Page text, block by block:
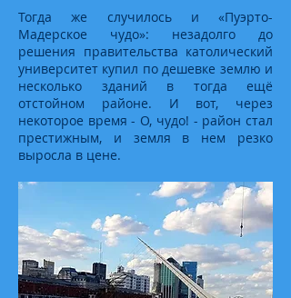
Тогда же случилось и «Пуэрто-
Мадерское чудо»: незадолго до
решения правительства католический
университет купил по дешевке землю и
несколько зданий в тогда ещё
отстойном районе. И вот, через
некоторое время - О, чудо! - район стал
престижным, и земля в нем резко
выросла в цене.